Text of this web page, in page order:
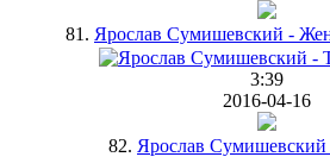
81. Ярослав Сумишевский -
3:39
2016-04-16
82. Ярослав